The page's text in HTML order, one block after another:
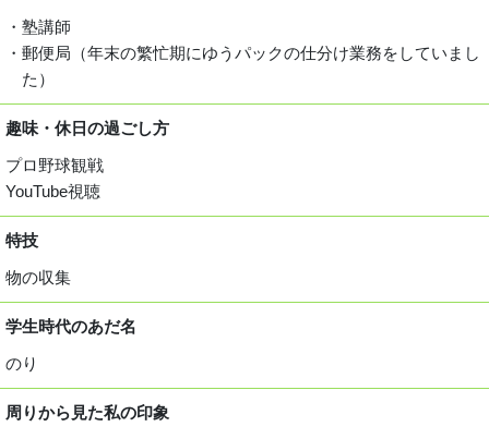
・塾講師
・郵便局（年末の繁忙期にゆうパックの仕分け業務をしていまし
た）
趣味・休日の過ごし方
プロ野球観戦
YouTube視聴
特技
物の収集
学生時代のあだ名
のり
周りから見た私の印象